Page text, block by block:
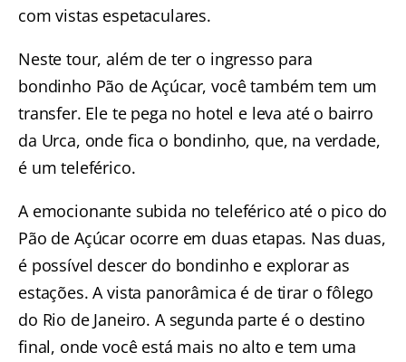
com vistas espetaculares.
Neste tour, além de ter o ingresso para
bondinho Pão de Açúcar, você também tem um
transfer. Ele te pega no hotel e leva até o bairro
da Urca, onde fica o bondinho, que, na verdade,
é um teleférico.
A emocionante subida no teleférico até o pico do
Pão de Açúcar ocorre em duas etapas. Nas duas,
é possível descer do bondinho e explorar as
estações. A vista panorâmica é de tirar o fôlego
do Rio de Janeiro. A segunda parte é o destino
final, onde você está mais no alto e tem uma